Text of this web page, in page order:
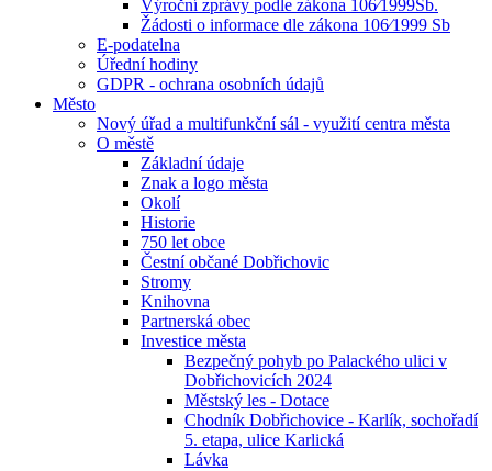
Výroční zprávy podle zákona 106⁄1999Sb.
Žádosti o informace dle zákona 106⁄1999 Sb
E-podatelna
Úřední hodiny
GDPR - ochrana osobních údajů
Město
Nový úřad a multifunkční sál - využití centra města
O městě
Základní údaje
Znak a logo města
Okolí
Historie
750 let obce
Čestní občané Dobřichovic
Stromy
Knihovna
Partnerská obec
Investice města
Bezpečný pohyb po Palackého ulici v
Dobřichovicích 2024
Městský les - Dotace
Chodník Dobřichovice - Karlík, sochořadí
5. etapa, ulice Karlická
Lávka